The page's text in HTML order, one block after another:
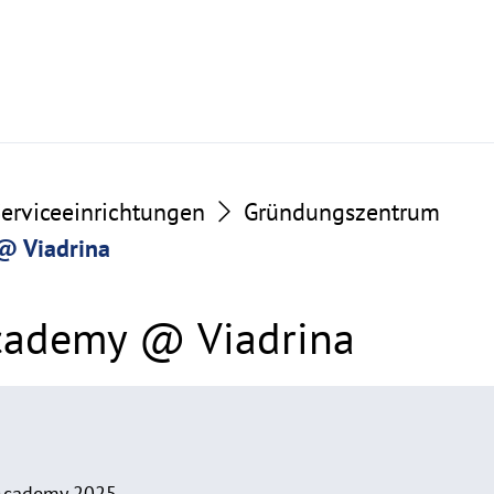
Gründungszentrum
Viadrina
@ Viadrina